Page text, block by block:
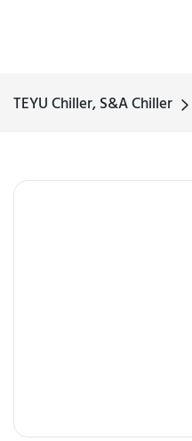
TEYU Chiller, S&A Chiller